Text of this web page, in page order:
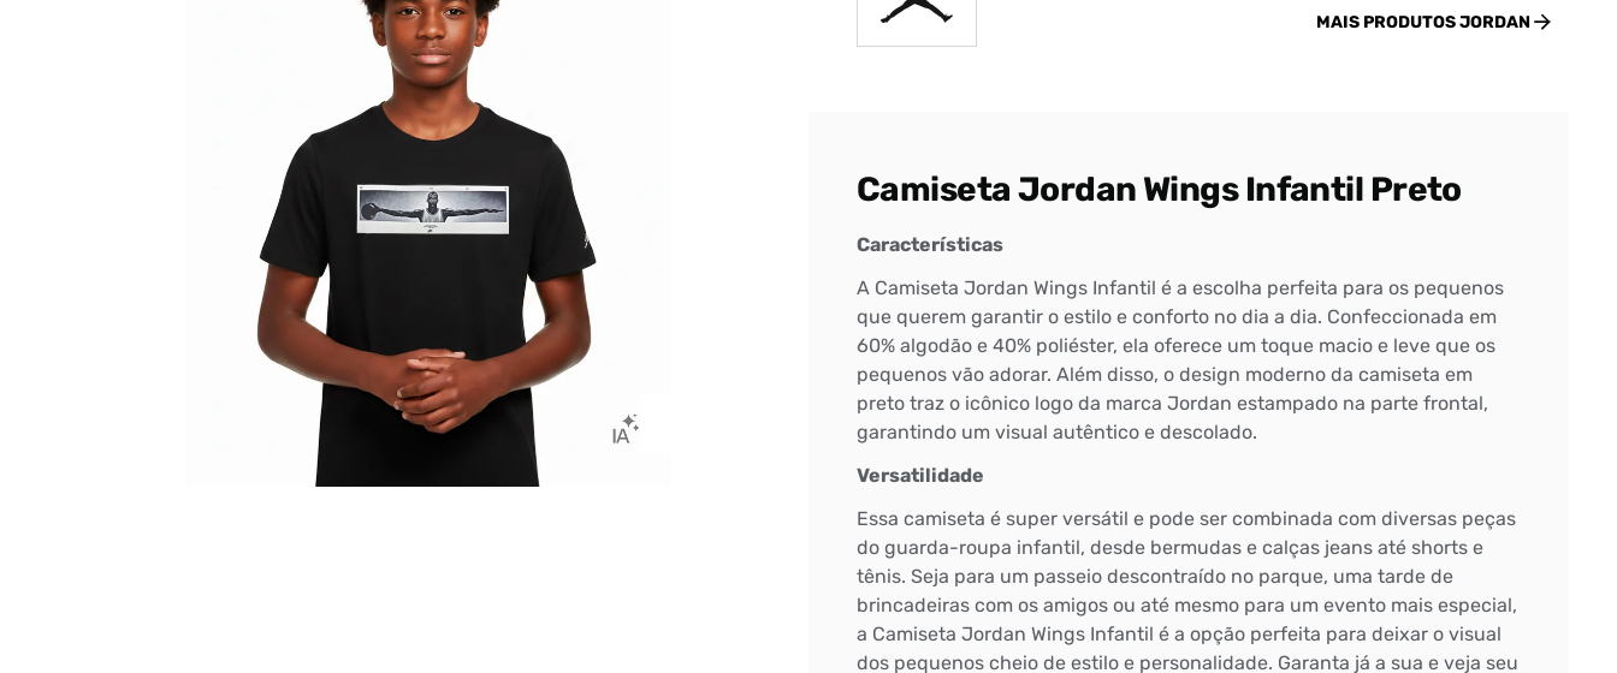
Bem-Vindo à artwalk
e veja a seleção de produtos disponíveis para sua região
BUSCAR
MAIS PRODUTOSJORDAN
Camiseta Jordan Wings Infantil Preto
Características
A Camiseta Jordan Wings Infantil é a escolha perfeita para os pequenos
que querem garantir o estilo e conforto no dia a dia. Confeccionada em
60% algodão e 40% poliéster, ela oferece um toque macio e leve que os
pequenos vão adorar. Além disso, o design moderno da camiseta em
preto traz o icônico logo da marca Jordan estampado na parte frontal,
garantindo um visual autêntico e descolado.
Versatilidade
Essa camiseta é super versátil e pode ser combinada com diversas peças
do guarda-roupa infantil, desde bermudas e calças jeans até shorts e
tênis. Seja para um passeio descontraído no parque, uma tarde de
brincadeiras com os amigos ou até mesmo para um evento mais especial,
a Camiseta Jordan Wings Infantil é a opção perfeita para deixar o visual
dos pequenos cheio de estilo e personalidade. Garanta já a sua e veja seu